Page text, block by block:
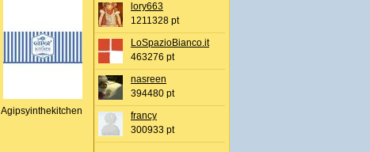
Agipsyinthekitchen
lory663
1211328 pt
LoSpazioBianco.it
463276 pt
nasreen
394480 pt
francy
300933 pt